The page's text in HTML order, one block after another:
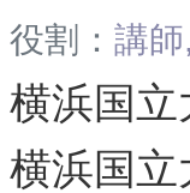
役割： 講
横浜国
横浜国